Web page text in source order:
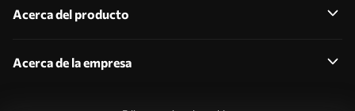
Acerca del producto
Acerca de la empresa